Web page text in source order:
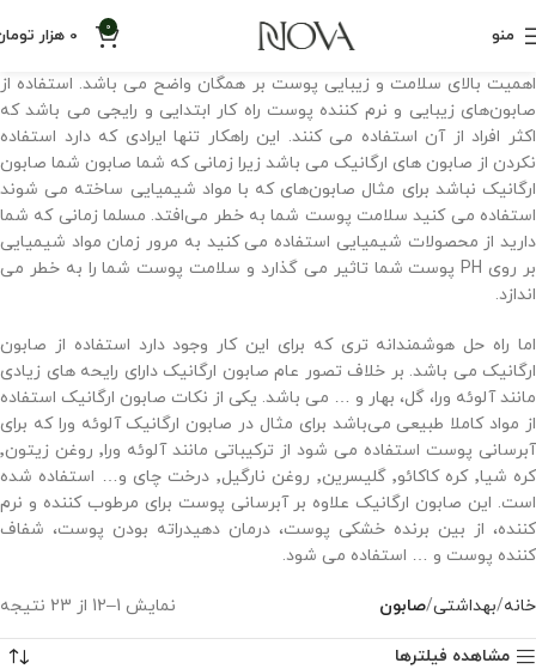
منو 0
0 هزار
اهمیت بالای سلامت و زیبایی پوست بر همگان واضح می باشد. استفاده از
صابون‌های زیبایی و نرم کننده پوست راه کار ابتدایی و رایجی می باشد که
اکثر افراد از آن استفاده می کنند. این راهکار تنها ایرادی که دارد استفاده
نکردن از صابون های ارگانیک می باشد زیرا زمانی که شما صابون شما صابون
ارگانیک نباشد برای مثال صابون‌های که با مواد شیمیایی ساخته می شوند
استفاده می کنید سلامت پوست شما به خطر می‌افتد. مسلما زمانی که شما
دارید از محصولات شیمیایی استفاده می کنید به مرور زمان مواد شیمیایی
بر روی PH پوست شما تاثیر می گذارد و سلامت پوست شما را به خطر می
اندازد.
اما راه حل هوشمندانه تری که برای این کار وجود دارد استفاده از صابون
ارگانیک می باشد. بر خلاف تصور عام صابون ارگانیک دارای رایحه های زیادی
مانند آلوئه ورا، گل، بهار و … می باشد. یکی از نکات صابون ارگانیک استفاده
از مواد کاملا طبیعی می‌باشد برای مثال در صابون ارگانیک آلوئه ورا که برای
آبرسانی پوست استفاده می شود از ترکیباتی مانند آلوئه ورا٬ روغن زیتون٬
کره شیا٬ کره کاکائو٬ گلیسرین٬ روغن نارگیل٬ درخت چای و… استفاده شده
است. این صابون ارگانیک علاوه بر آبرسانی پوست برای مرطوب کننده و نرم
کننده، از بین برنده خشکی پوست، درمان دهیدراته بودن پوست، شفاف
کننده پوست و … استفاده می شود.
خانه بهداشتی صابون نمایش 1–12 از 23 نتیجه
مشاهده فیلترها